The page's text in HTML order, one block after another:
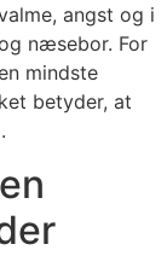
angst og i
næsebor. For
mindste
betyder, at